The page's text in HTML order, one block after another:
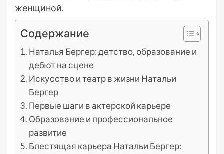
женщиной.
Содержание
Наталья Бергер: детство, образование и
дебют на сцене
Искусство и театр в жизни Натальи
Бергер
Первые шаги в актерской карьере
Образование и профессиональное
развитие
Блестящая карьера Натальи Бергер: